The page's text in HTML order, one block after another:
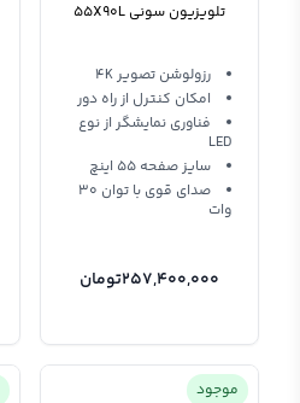
تلویزیون سونی 55X90L
رزولوشن تصویر 4K
امکان کنترل از راه دور
فناوری نمایشگر از نوع
LED
سایز صفحه 55 اینچ
صدای قوی با توان 30
وات
257,400,000تومان
موجود